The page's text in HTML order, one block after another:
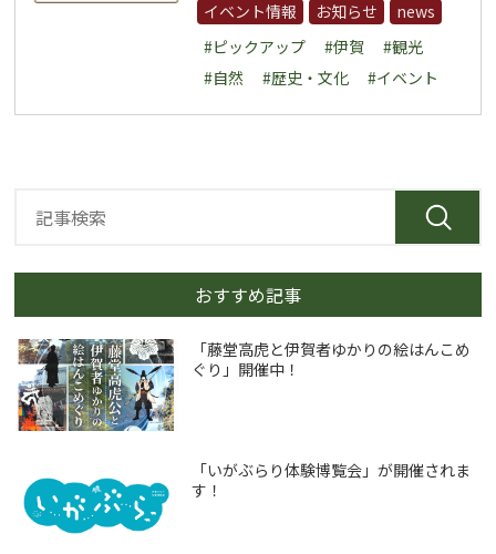
イベント情報 お知らせ
news
#ピックアップ
#伊賀
#観光
#自然
#歴史・文化 #イベント
おすすめ記事
「藤堂高虎と伊賀者ゆかりの絵はんこめ
ぐり」開催中！
「いがぶらり体験博覧会」が開催されま
す！